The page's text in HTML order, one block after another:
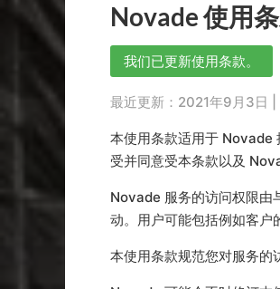
Novade 使用
我们已更新使用条款。
最近更新：2021年9月3日 |
本使用条款适用于 Novade
受并同意受本条款以及
Novade 服务的访问权限由
动。用户可能包括例如客户
本使用条款规范您对服务的